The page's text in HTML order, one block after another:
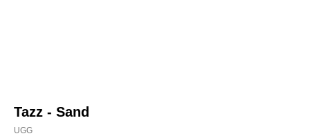
Tazz - Sand
UGG